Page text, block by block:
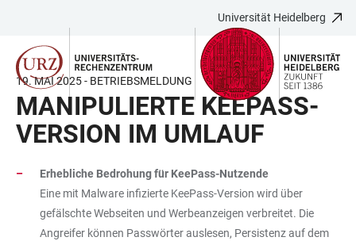
LINKS
ZUR
BARRIEREFREIHEIT
HAUPTINHALT
ÖFFNEN
ÖFFNEN
Universität Heidelberg
19. MAI 2025 - BETRIEBSMELDUNG
MANIPULIERTE KEEPASS-
VERSION IM UMLAUF
Erhebliche Bedrohung für KeePass-Nutzende
Eine mit Malware infizierte KeePass-Version wird über
gefälschte Webseiten und Werbeanzeigen verbreitet. Die
Angreifer können Passwörter auslesen, Persistenz auf dem